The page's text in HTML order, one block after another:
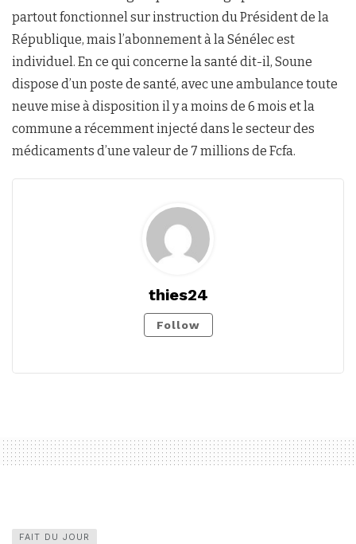
partout fonctionnel sur instruction du Président de la
République, mais l’abonnement à la Sénélec est
individuel. En ce qui concerne la santé dit-il, Soune
dispose d’un poste de santé, avec une ambulance toute
neuve mise à disposition il y a moins de 6 mois et la
commune a récemment injecté dans le secteur des
médicaments d’une valeur de 7 millions de Fcfa.
thies24
Follow
FAIT DU JOUR